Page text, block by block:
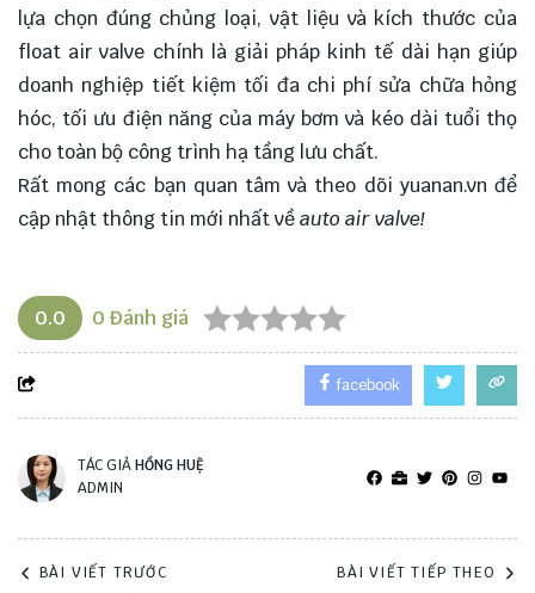
lựa chọn đúng chủng loại, vật liệu và kích thước của
float air valve chính là giải pháp kinh tế dài hạn giúp
doanh nghiệp tiết kiệm tối đa chi phí sửa chữa hỏng
hóc, tối ưu điện năng của máy bơm và kéo dài tuổi thọ
cho toàn bộ công trình hạ tầng lưu chất.
Rất mong các bạn quan tâm và theo dõi yuanan.vn để
cập nhật thông tin mới nhất vềauto air valve!
0.0 0 Đánh giá
facebook
TÁC GIẢHỒNG HUỆ
ADMIN
BÀI VIẾT TRƯỚC BÀI VIẾT TIẾP THEO